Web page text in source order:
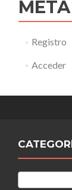
META
Registro
Acceder